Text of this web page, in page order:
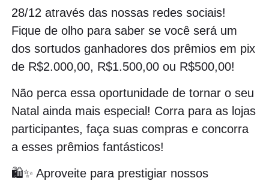
28/12 através das nossas redes sociais!
Fique de olho para saber se você será um
dos sortudos ganhadores dos prêmios em pix
de R$2.000,00, R$1.500,00 ou R$500,00!
Não perca essa oportunidade de tornar o seu
Natal ainda mais especial! Corra para as lojas
participantes, faça suas compras e concorra
a esses prêmios fantásticos!
🛍✨ Aproveite para prestigiar nossos